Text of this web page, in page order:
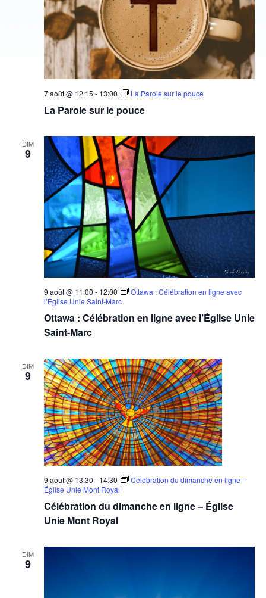
La Parole sur le pouce
7 août @ 12:15 - 13:00 La Parole sur le pouce
DIM
9
Ottawa : Célébration en ligne avec l’Église Unie
Saint-Marc
9 août @ 11:00 - 12:00
Ottawa : Célébration en ligne avec
l’Église Unie Saint-Marc
DIM
9
Célébration du dimanche en ligne – Église
Unie Mont Royal
9 août @ 13:30 - 14:30
Célébration du dimanche en ligne –
Église Unie Mont Royal
DIM
9